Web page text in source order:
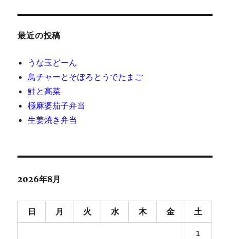
最近の投稿
うな玉どーん
鳥チャーとそぼろとうでたまご
鮭と高菜
極麻婆茄子弁当
生姜焼き弁当
2026年8月
日 月 火 水 木 金 土
1